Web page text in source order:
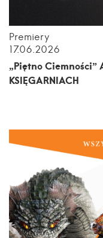
Premiery
17.06.2026
„Piętno Ciemności”
KSIĘGARNIACH